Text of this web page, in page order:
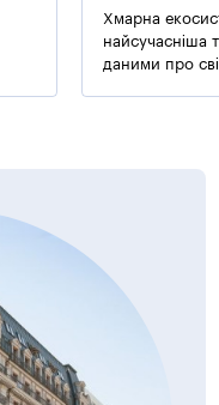
Хмарна
найсучасніша
даними про